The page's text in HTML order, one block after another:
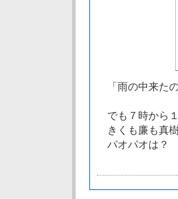
「雨の中来たの
でも７時から
きくも廉も真樹
パオパオは？